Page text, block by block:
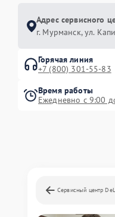
Адрес сервисного
г. Мурманск, ул.
Горячая линия
+7 (800) 301-55-83
Время работы
Ежедневно с 9:00
Сервисный центр